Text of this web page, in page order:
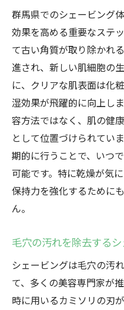
の魅力
プロフェッショ
術とは
群馬県のシェー
最新技術を取り
施術後の肌を守
地域に根付いた
体験者の声か
結婚式前に最適！
たらす美しい輝き
ン
シェービングが
式に向けたシェ
て方
群馬県でのシェービング
効果を高める重要なステ
て古い角質が取り除かれ
進され、新しい肌細胞の
に、クリアな肌表面は化
湿効果が飛躍的に向上し
容方法ではなく、肌の健
として位置づけられてい
期的に行うことで、いつ
可能です。特に乾燥が気
保持力を強化するために
ん。
毛穴の汚れを除去する
シェービングは毛穴の汚
て、多くの美容専門家が
時に用いるカミソリの刃